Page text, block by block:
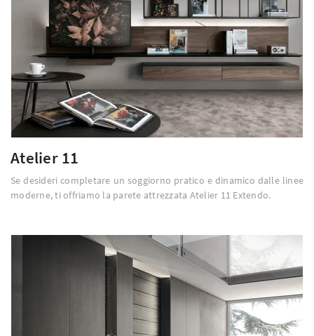
Atelier 11
Se desideri completare un soggiorno pratico e dinamico dalle linee
moderne, ti offriamo la parete attrezzata Atelier 11 Extendo.